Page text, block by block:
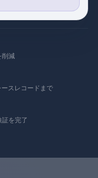
削減
スレコードまで
を完了